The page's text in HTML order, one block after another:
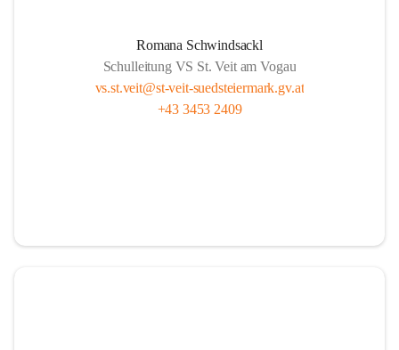
Romana Schwindsackl
Schulleitung VS St. Veit am Vogau
vs.st.veit@st-veit-suedsteiermark.gv.at
+43 3453 2409